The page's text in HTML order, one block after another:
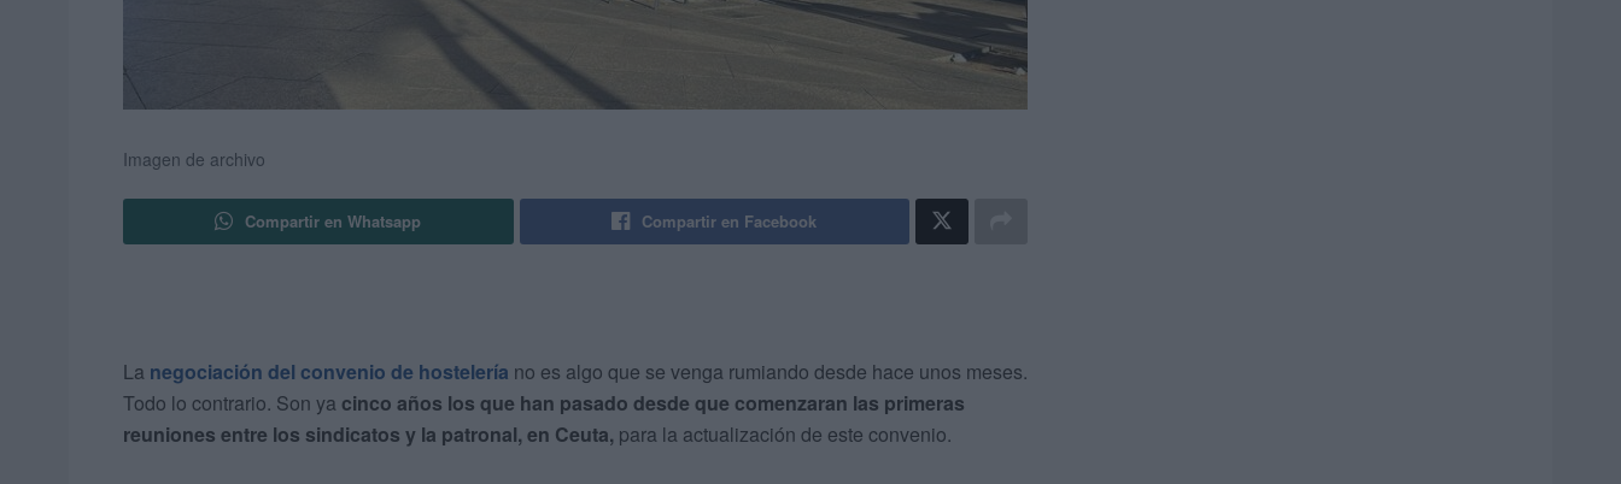
Imagen de archivo
Compartir en Whatsapp Compartir en Facebook
La negociación del convenio de hostelería no es algo que se venga rumiando desde hace unos meses.
Todo lo contrario. Son ya cinco años los que han pasado desde que comenzaran las primeras
reuniones entre los sindicatos y la patronal, en Ceuta, para la actualización de este convenio.